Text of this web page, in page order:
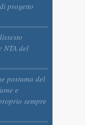
progetto
NTA del
postuma del
e
sempre